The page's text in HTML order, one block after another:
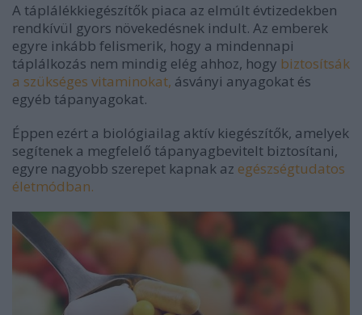
A táplálékkiegészítők piaca az elmúlt évtizedekben
rendkívül gyors növekedésnek indult. Az emberek
egyre inkább felismerik, hogy a mindennapi
táplálkozás nem mindig elég ahhoz, hogy biztosítsák
a szükséges vitaminokat, ásványi anyagokat és
egyéb tápanyagokat.
Éppen ezért a biológiailag aktív kiegészítők, amelyek
segítenek a megfelelő tápanyagbevitelt biztosítani,
egyre nagyobb szerepet kapnak az egészségtudatos
életmódban.